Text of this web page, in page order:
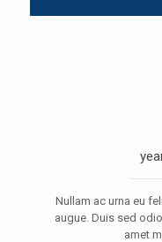
Nullam ac urna eu
augue. Duis sed
amet